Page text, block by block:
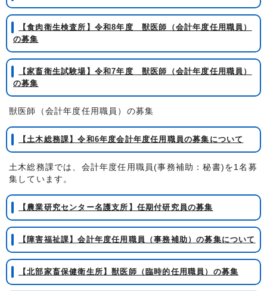
【食肉衛生検査所】令和8年度 獣医師（会計年度任用職員）
の募集
【家畜衛生試験場】令和7年度 獣医師（会計年度任用職員）
の募集
獣医師（会計年度任用職員）の募集
【土木総務課】令和6年度会計年度任用職員の募集について
土木総務課では、会計年度任用職員(事務補助：秘書)を1名募
集しています。
【農業研究センター名護支所】任期付研究員の募集
【障害福祉課】会計年度任用職員（事務補助）の募集について
【北部家畜保健衛生所】獣医師（臨時的任用職員）の募集